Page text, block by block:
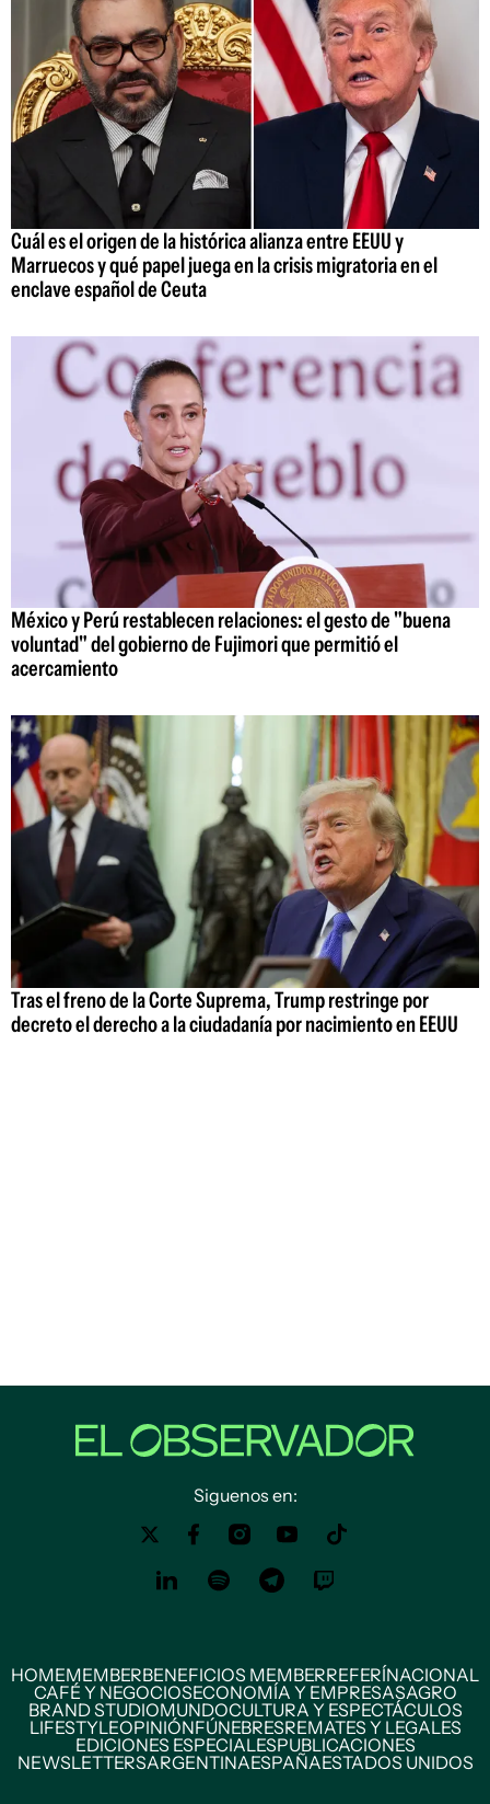
Cuál es el origen de la histórica alianza entre EEUU y
Marruecos y qué papel juega en la crisis migratoria en el
enclave español de Ceuta
México y Perú restablecen relaciones: el gesto de "buena
voluntad" del gobierno de Fujimori que permitió el
acercamiento
Tras el freno de la Corte Suprema, Trump restringe por
decreto el derecho a la ciudadanía por nacimiento en EEUU
Siguenos en:
HOMEMEMBERBENEFICIOS MEMBERREFERÍNACIONAL
CAFÉ Y NEGOCIOSECONOMÍA Y EMPRESASAGRO
BRAND STUDIOMUNDOCULTURA Y ESPECTÁCULOS
LIFESTYLEOPINIÓNFÚNEBRESREMATES Y LEGALES
EDICIONES ESPECIALESPUBLICACIONES
NEWSLETTERSARGENTINAESPAÑAESTADOS UNIDOS